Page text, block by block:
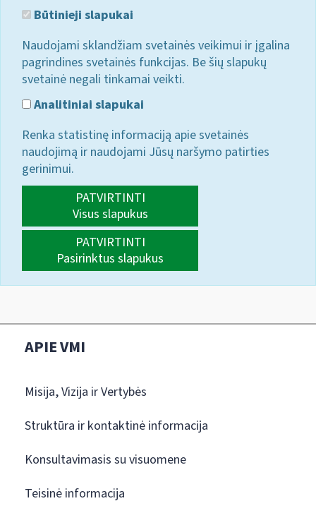
Būtinieji slapukai
Naudojami sklandžiam svetainės veikimui ir įgalina
pagrindines svetainės funkcijas. Be šių slapukų
svetainė negali tinkamai veikti.
Analitiniai slapukai
Renka statistinę informaciją apie svetainės
naudojimą ir naudojami Jūsų naršymo patirties
gerinimui.
PATVIRTINTI
Visus slapukus
PATVIRTINTI
Pasirinktus slapukus
APIE VMI
Misija, Vizija ir Vertybės
Struktūra ir kontaktinė informacija
Konsultavimasis su visuomene
Teisinė informacija